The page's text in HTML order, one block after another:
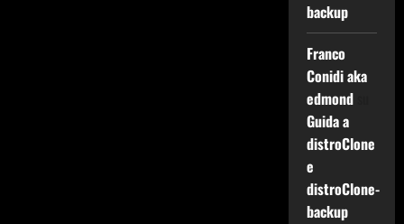
backup
Franco
Conidi aka
edmondsu
Guida a
distroClone
e
distroClone-
backup